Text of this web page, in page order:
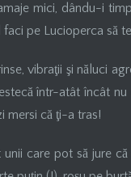
mici, dându-i
pe Lucioperca să
vibraţii şi năluci
într-atât încât
mersi că ţi-a tras!
care pot să jure